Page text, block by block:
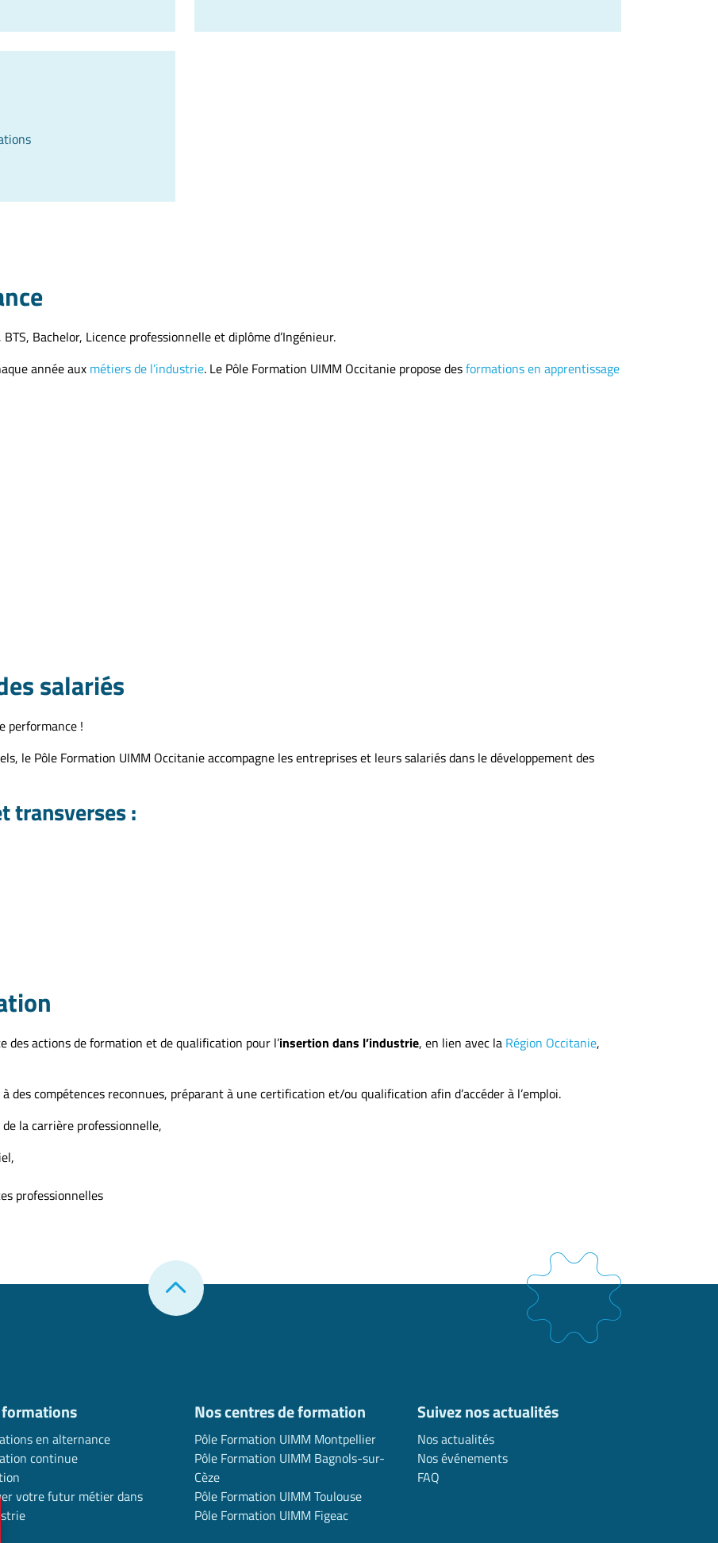
Bachelor, Licence professionnelle et diplôme d’Ingénieur.
année aux métiers de l’industrie. Le Pôle Formation UIMM Occitanie propose desformations en apprentissage
salariés
performance !
le Pôle Formation UIMM Occitanie accompagne les entreprises et leurs salariés dans le développement des
transverses :
des actions de formation et de qualification pour l’insertion dans l’industrie, en lien avec la Région Occitanie,
des compétences reconnues, préparant à une certification et/ou qualification afin d’accéder à l’emploi.
la carrière professionnelle,
professionnelles
en alternance
continue
votre futur métier dans
Nos centres de formation
Pôle Formation UIMM Montpellier
Pôle Formation UIMM Bagnols-sur-
Cèze
Pôle Formation UIMM Toulouse
Pôle Formation UIMM Figeac
Suivez nos actualités
Nos actualités
Nos événements
FAQ